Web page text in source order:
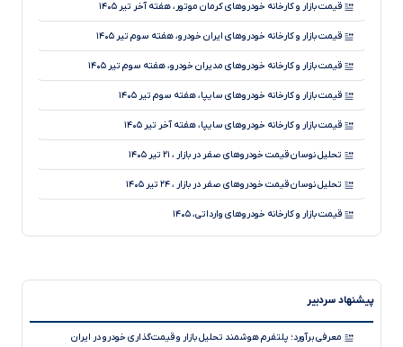
آیا کاهش ارتفاع خودرو همواره به بهبود هندلینگ منجر می‌شود؟
قیمت بازار و کارخانه خودروهای کرمان موتور، هفته آخر تیر ۱۴۰۵
قیمت بازار و کارخانه خودروهای ایران خودرو، هفته سوم تیر ۱۴۰۵
قیمت بازار و کارخانه خودروهای مدیران خودرو، هفته سوم تیر ۱۴۰۵
قیمت بازار و کارخانه خودروهای سایپا، هفته سوم تیر ۱۴۰۵
قیمت بازار و کارخانه خودروهای سایپا، هفته آخر تیر ۱۴۰۵
تحلیل نوسان قیمت خودروهای صفر در بازار ، ۲۱ تیر ۱۴۰۵
تحلیل نوسان قیمت خودروهای صفر در بازار ، ۲۴ تیر ۱۴۰۵
قیمت بازار و کارخانه خودروهای وارداتی، ۱۴۰۵
تحلیل کاهش قیمت خودروهای صفر در بازار ، ۲۹ تیر ۱۴۰۵
قیمت بازار و کارخانه خودروهای کرمان موتور، ۱۴۰۵
پیشنهاد سردبیر
معرفی برآورد؛ پلتفرم هوشمند تحلیل بازار و قیمت‌گذاری خودرو در ایران